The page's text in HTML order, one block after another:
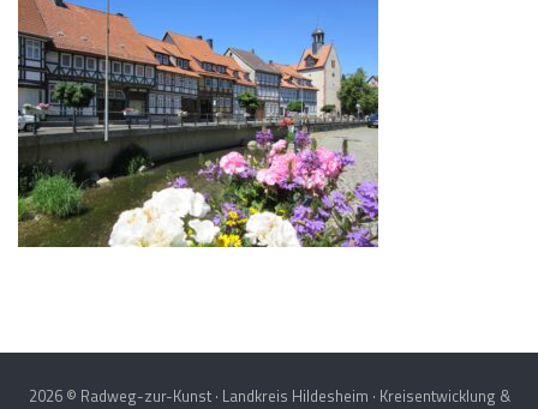
2026 © Radweg-zur-Kunst · Landkreis Hildesheim · Kreisentwicklung &